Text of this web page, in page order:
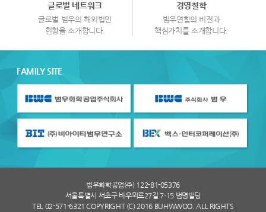
글로벌 네트워크
글로벌 범우의 해외법인
현황을 소개합니다.
경영철학
범우연합의 비전과
핵심가치를 소개합니다.
FAMILY SITE
범우화학공업(주) 122-81-05376
서울특별시 서초구 바우뫼로27길 7-15 범명빌딩
TEL 02-571-6321 COPYRIGHT (C) 2016 BUHWWOO. ALL RIGHTS